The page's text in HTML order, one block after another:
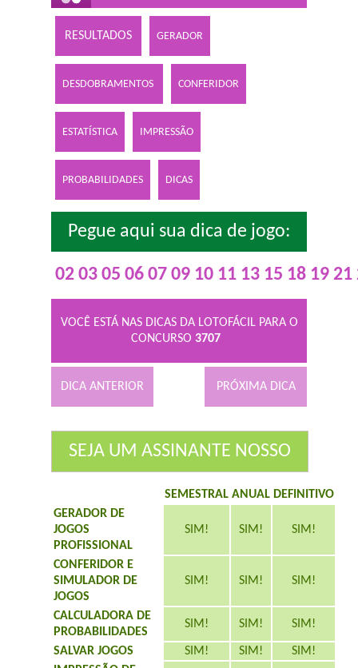
RESULTADOS GERADOR
DESDOBRAMENTOS CONFERIDOR
ESTATÍSTICA IMPRESSÃO
PROBABILIDADES DICAS
Pegue aqui sua dica de jogo:
02 03 05 06 07 09 10 11 13 15 18 19 21
VOCÊ ESTÁ NAS DICAS DA LOTOFÁCIL PARA O
CONCURSO 3707
DICA ANTERIOR PRÓXIMA DICA
SEJA UM ASSINANTE NOSSO
SEMESTRAL ANUAL DEFINITIVO
GERADOR DE
JOGOS
PROFISSIONAL
SIM! SIM! SIM!
CONFERIDOR E
SIMULADOR DE
JOGOS
SIM! SIM! SIM!
CALCULADORA DE
PROBABILIDADES
SIM! SIM! SIM!
SALVAR JOGOS SIM! SIM!
SIM!